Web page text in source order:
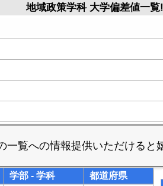
地域政策学科 大学偏差値一覧!
学部 - 学科 都道府県